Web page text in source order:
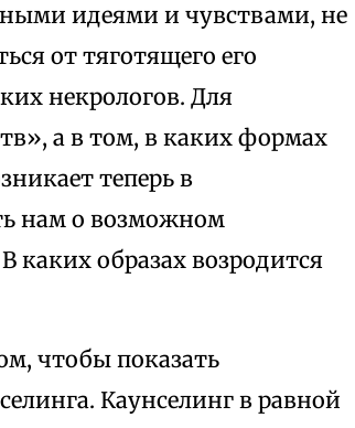
идеями и чувствами, не
от тяготящего его
некрологов. Для
а в том, в каких формах
теперь в
нам о возможном
каких образах возродится
чтобы показать
Каунселинг в равной